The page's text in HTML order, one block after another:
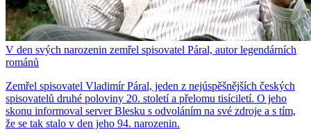
V den svých narozenin zemřel spisovatel Páral, autor legendárních
románů
Zemřel spisovatel Vladimír Páral, jeden z nejúspěšnějších českých
spisovatelů druhé poloviny 20. století a přelomu tisíciletí. O jeho
skonu informoval server Blesku s odvoláním na své zdroje a s tím,
že se tak stalo v den jeho 94. narozenin.